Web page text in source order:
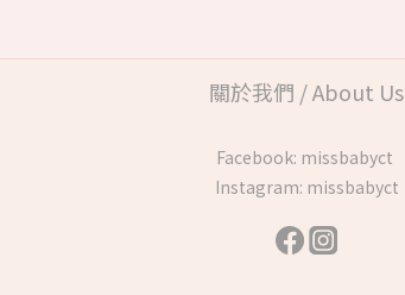
關於我們 / About Us
Facebook: missbabyct
Instagram: missbabyct